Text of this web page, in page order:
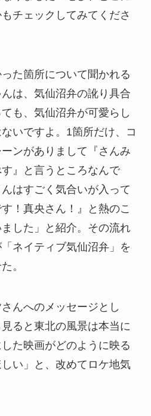
チェックしてみてくださ
た箇所について聞かれる
は、気仙沼弁の訛り具合
も、気仙沼弁が可愛らし
いですよ。1箇所だけ、コ
ンがありまして『さんみ
』と言うところなんで
はすごく気合いが入って
！真央さん！』と熱のこ
した」と紹介。その流れ
ネイティブ気仙沼弁」を
。
んへのメッセージとし
ると東北の風景は本当に
た映画がどのように映る
い」と、改めてロケ地気